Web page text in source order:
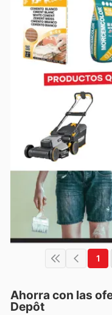
1
Ahorra con las
Depôt